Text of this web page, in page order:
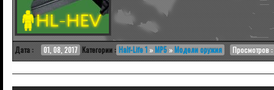
Дата : 01, 08, 2017 Категории : Half-Life 1 »MP5 »Модели оружия Просмотров